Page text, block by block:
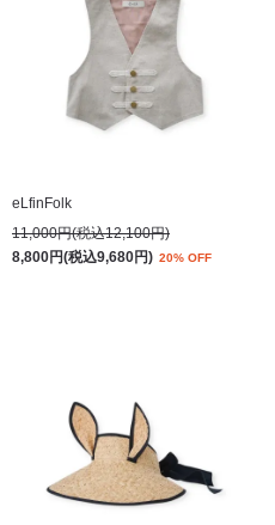
eLfinFolk
11,000円(税込12,100円)
8,800円(税込9,680円) 20% OFF